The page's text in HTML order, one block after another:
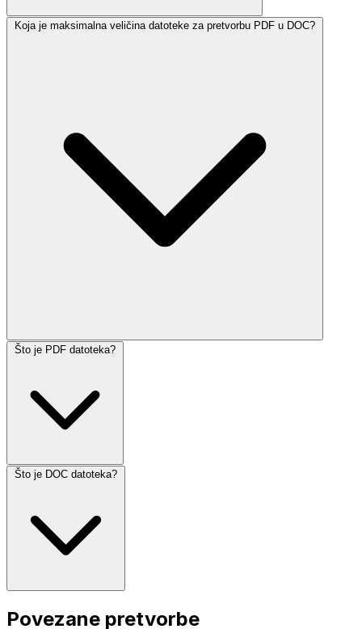
Koja je maksimalna veličina datoteke za pretvorbu PDF u DOC?
Što je PDF datoteka?
Što je DOC datoteka?
Povezane pretvorbe